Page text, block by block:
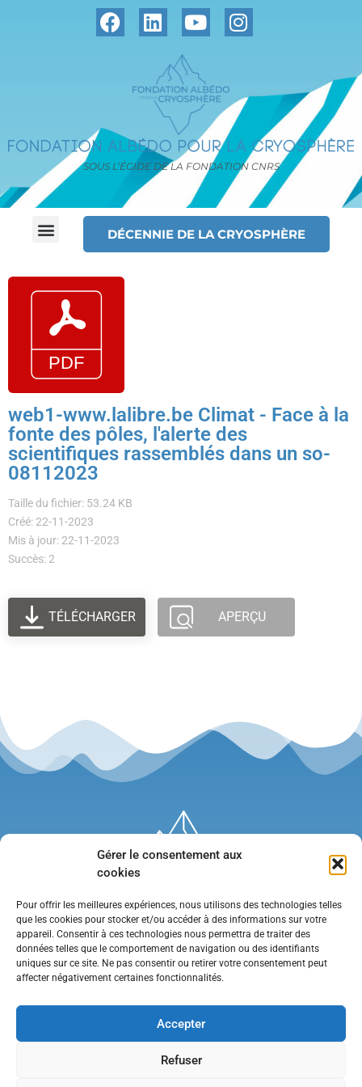
Gérer le consentement aux
cookies
Pour offrir les meilleures expériences, nous utilisons des technologies telles
que les cookies pour stocker et/ou accéder à des informations sur votre
appareil. Consentir à ces technologies nous permettra de traiter des
données telles que le comportement de navigation ou des identifiants
uniques sur ce site. Ne pas consentir ou retirer votre consentement peut
affecter négativement certaines fonctionnalités.
Accepter
Refuser
SOUS L’ÉGIDE DE LA FONDATION CNRS
DÉCENNIE DE LA CRYOSPHÈRE
web1-www.lalibre.be Climat - Face à la
fonte des pôles, l'alerte des
scientifiques rassemblés dans un so-
08112023
Taille du fichier: 53.24 KB
Créé: 22-11-2023
Mis à jour: 22-11-2023
Succès: 2
TÉLÉCHARGER APERÇU
•Contact